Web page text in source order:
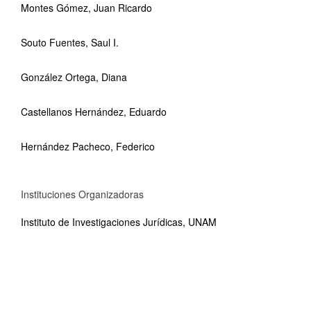
Montes Gómez, Juan Ricardo
Souto Fuentes, Saul I.
González Ortega, Diana
Castellanos Hernández, Eduardo
Hernández Pacheco, Federico
Instituciones Organizadoras
Instituto de Investigaciones Jurídicas, UNAM